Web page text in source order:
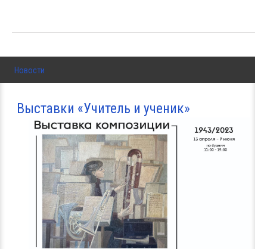
Новости
Выставки «Учитель и ученик»